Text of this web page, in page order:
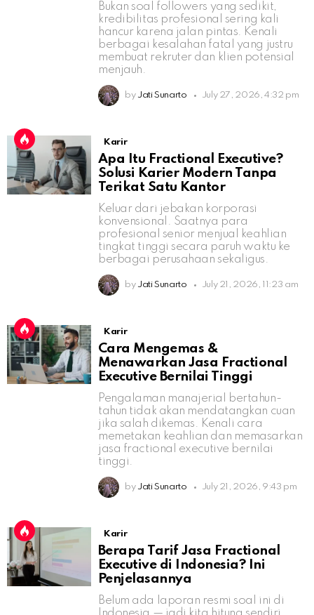
Bukan soal followers yang sedikit,
kredibilitas profesional sering kali
hancur karena jalan pintas. Kenali
berbagai kesalahan fatal yang justru
membuat rekruter dan klien potensial
menjauh.
by Jati Sunarto July 27, 2026, 4:32 pm
Karir
Apa Itu Fractional Executive?
Solusi Karier Modern Tanpa
Terikat Satu Kantor
Keluar dari jebakan korporasi
konvensional. Saatnya para
profesional senior menjual keahlian
tingkat tinggi secara paruh waktu ke
berbagai perusahaan sekaligus.
by Jati Sunarto July 21, 2026, 11:23 am
Karir
Cara Mengemas &
Menawarkan Jasa Fractional
Executive Bernilai Tinggi
Pengalaman manajerial bertahun-
tahun tidak akan mendatangkan cuan
jika salah dikemas. Kenali cara
memetakan keahlian dan memasarkan
jasa fractional executive bernilai
tinggi.
by Jati Sunarto July 21, 2026, 9:43 pm
Karir
Berapa Tarif Jasa Fractional
Executive di Indonesia? Ini
Penjelasannya
Belum ada laporan resmi soal ini di